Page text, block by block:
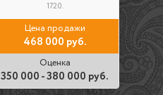
1720.
Цена продажи
468 000 руб.
Оценка
350 000 - 380 000 руб.